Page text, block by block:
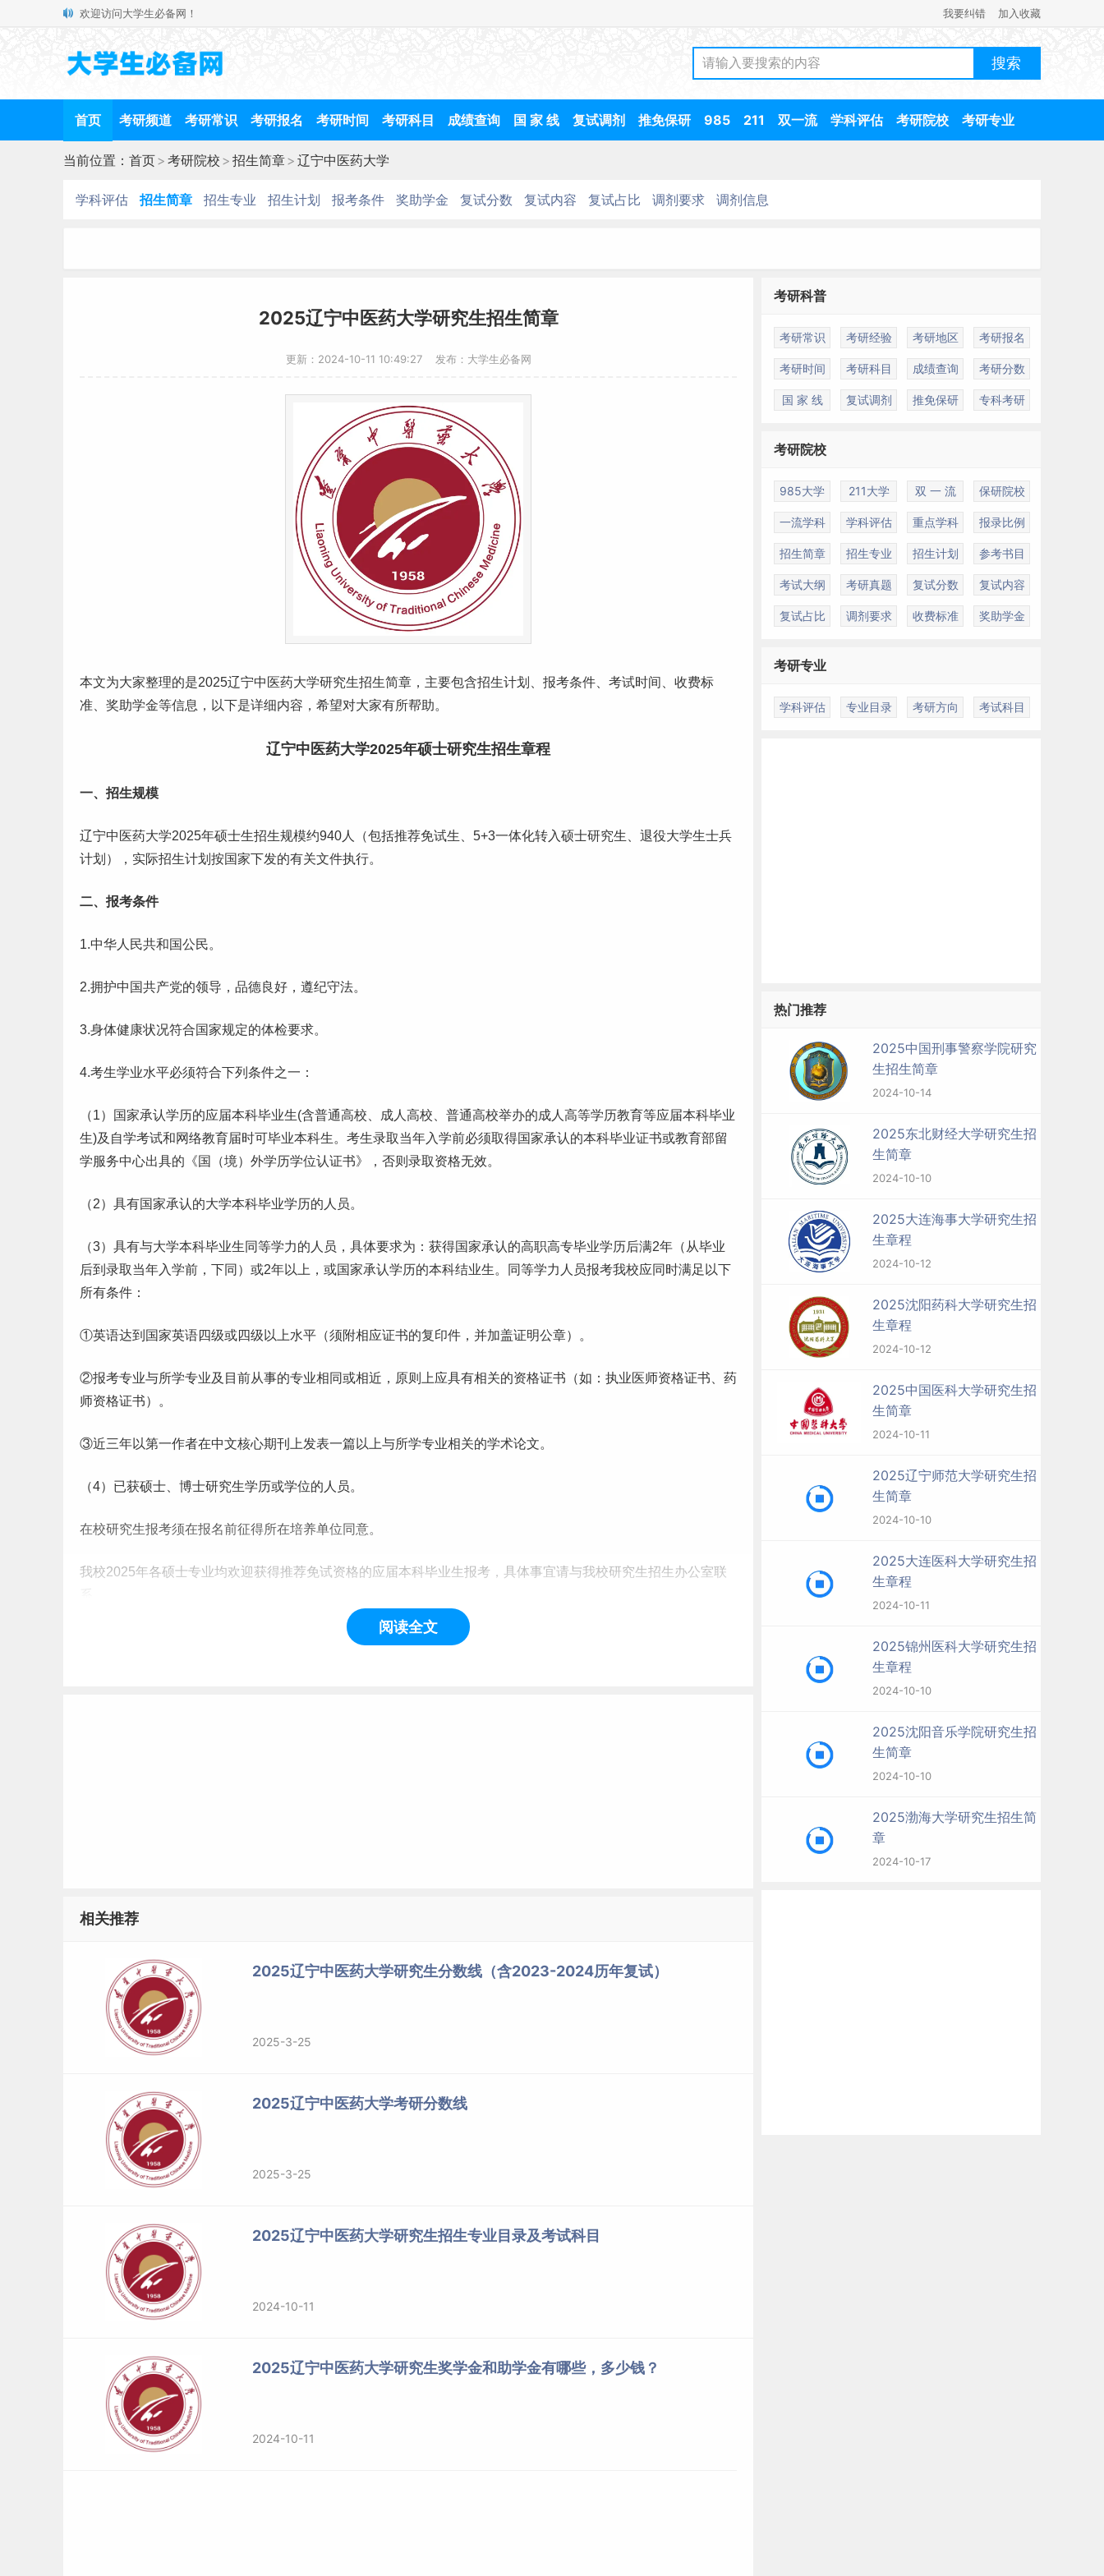
欢迎访问大学生必备网！ 我要纠错 加入收藏
首页 考研频道 考研常识 考研报名 考研时间 考研科目 成绩查询 国 家 线 复试调剂 推免保研 985 211 双一流 学科评估 考研院校 考研专业
当前位置： 首页> 考研院校 > 招生简章> 辽宁中医药大学
学科评估 招生简章 招生专业 招生计划 报考条件 奖助学金 复试分数 复试内容 复试占比 调剂要求 调剂信息
2025辽宁中医药大学研究生招生简章
更新：2024-10-11 10:49:27 发布：大学生必备网
本文为大家整理的是2025辽宁中 医药大学研究生招生简章，主要包含招生计划、报考条件、考试时间、 收费标
准 、奖助学金等信息，以下是详细内容，希望对大家有所帮助。
辽宁中医药大学2025年硕士研究生招生章程
一、招生规模
辽宁中医药大学2025年硕士生招生规模约940人（包括推荐免试生、5+3一体化转入硕士研究生、退役大学生士兵
计划），实际招生计划按国家下发的有关文件执行。
二、报考条件
1.中华人民共和国公民。
2.拥护中国共产党的领导，品德良好，遵纪守法。
3.身体健康状况符合国家规定的体检要求。
4.考生学业水平必须符合下列条件之一：
（1）国家承认学历的应届本科毕业生(含普通高校、成人高校、普通高校举办的成人高等学历教育等应届本科毕业
生)及 自学考试和网络教育届时可毕业本科生。考生录取当年入学前必须取得国家承认的本科毕业证书或教育部留
学服务中心出具的《国（境）外学历学位认证书》，否则录取资格无效。
（2）具有国家承认的大学本科毕业学历的人员。
（3）具有与大学本科毕业生同等学力的人员，具体要求为：获得国家承认的高职高专毕业学历后满2年（从毕业
后到录取当年入学前，下同）或2年以上，或国家承认学历的本科结业生。同等学力人员报考我校应同时满足以下
所有条件：
①英语达到国家英语四级或四级以上水平（须附相应证书的复印件，并加盖证明公章）。
②报考专业与所学专业及目前从事的专业相同或相近，原则上应具有相关的资格证书（如：执业医师资格证书、药
师资格证书）。
③近三年以第一作者在中文核心期刊上发表一篇以上与所学专业相关的学术论文。
（4）已获硕士、博士研究生学历或学位的人员。
在校研究生报考须在报名前征得所在培养单位同意。
我校2025年各硕士专业均欢迎获得推荐免试资格的应届本科毕业生报考，具体事宜请与我校研究生招生办公室联
考生请在网报前或报名期间登录“中国高等教育学生信息网（学信网）”（网址：http://www.chsi.com.cn/）进行学籍
出“教育部学籍在线验证报告”或“教育部学历证书电子注册备案表”以备用。未通过学历(学籍)校验的考生应及时到学
籍学历权威认证机构进行认证，并在网上确认（现场确认）时应提供学历(学籍)认证报告。持国（境）外学历报考
的考生，按国家相关规定办理。
五、报名
报名分网上报名和网上确认两个阶段，所有考生均须在规定时间内参加网上报名和网上确认，逾期不再补办。
1.应届本科毕业生原则上应选择就读学校所在地省级教育招生考试机构指定的报考点，其中成人高校应届本科毕业
生也可选择教学点所在地省级教育招生考试机构指定的报考点；其他考生应选择
招生考试机构指定的报考点。
2.网上报名网址：考生应在规定时间登录“中国研究生招生信息网”（公网网址：https://yz.chsi.com.cn/，以下简
称“研招网”）浏览报考须知，按教育部、省级教育招生考试机构、报考点以及我校研究生招生网上公告要求报名，
网报时填写的各项信息，必须与本人的自然信息以及各类学籍学历认证信息完全一致。
3.报名注意事项：
（1）请考生严格遵守研招网公布的网报时间及所选择报考点的网上确认时间，按期完成报名工作，凡不按要求报
名、网报信息误填、错填或填报虚假信息而造成不能考试或录取的，后果由考生本人承担。
（2）所有考生均要对本人网上报名信息进行认真核对并确认。报名时请注意区分学术学位和专业学位，务必准确
选择并填报。报名信息经考生确认后一律不作修改，因考生填写错误引起的一切后果由考生本人承担。
阅读全文
相关推荐
2025辽宁中医药大学研究生分数线（含2023-2024历年复试）
2025-3-25
2025辽宁中医药大学考研分数线
2025-3-25
2025辽宁中医药大学研究生招生专业目录及考试科目
2024-10-11
2025辽宁中医药大学研究生奖学金和助学金有哪些，多少钱？
2024-10-11
考研科普
考研常识 考研经验 考研地区 考研报名
考研时间 考研科目 成绩查询 考研分数
国 家 线 复试调剂 推免保研 专科考研
考研院校
985大学 211大学 双 一 流 保研院校
一流学科 学科评估 重点学科 报录比例
招生简章 招生专业 招生计划 参考书目
考试大纲 考研真题 复试分数 复试内容
复试占比 调剂要求 收费标准 奖助学金
考研专业
学科评估 专业目录 考研方向 考试科目
热门推荐
2025中国刑事警察学院研究
生招生简章
2024-10-14
2025东北财经大学研究生招
生简章
2024-10-10
2025大连海事大学研究生招
生章程
2024-10-12
2025沈阳药科大学研究生招
生章程
2024-10-12
2025中国医科大学研究生招
生简章
2024-10-11
2025辽宁师范大学研究生招
生简章
2024-10-10
2025大连医科大学研究生招
生章程
2024-10-11
2025锦州医科大学研究生招
生章程
2024-10-10
2025沈阳音乐学院研究生招
生简章
2024-10-10
2025渤海大学研究生招生简
章
2024-10-17